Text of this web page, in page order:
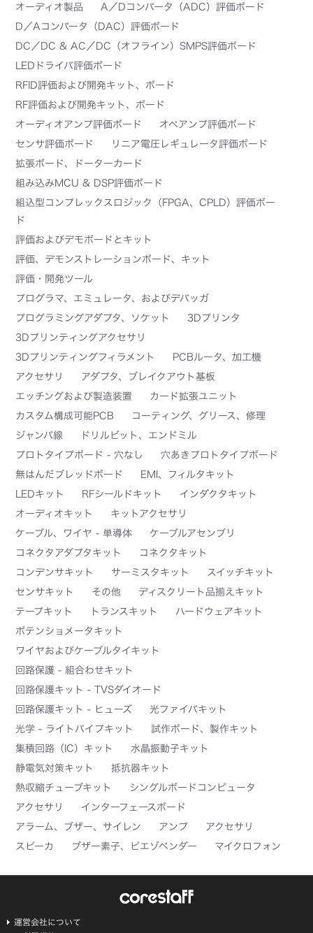
オーディオ製品
A／Dコンバータ（ADC）評価ボード
D／Aコンバータ（DAC）評価ボード
DC／DC & AC／DC（オフライン）SMPS評価ボード
LEDドライバ評価ボード
RFID評価および開発キット、ボード
RF評価および開発キット、ボード
オーディオアンプ評価ボード
オペアンプ評価ボード
センサ評価ボード
リニア電圧レギュレータ評価ボード
拡張ボード、ドーターカード
組み込みMCU & DSP評価ボード
組込型コンプレックスロジック（FPGA、CPLD）評価ボー
ド
評価およびデモボードとキット
評価、デモンストレーションボード、キット
評価・開発ツール
プログラマ、エミュレータ、およびデバッガ
プログラミングアダプタ、ソケット
3Dプリンタ
3Dプリンティングアクセサリ
3Dプリンティングフィラメント
PCBルータ、加工機
アクセサリ
アダプタ、ブレイクアウト基板
エッチングおよび製造装置
カード拡張ユニット
カスタム構成可能PCB
コーティング、グリース、修理
ジャンパ線
ドリルビット、エンドミル
プロトタイプボード - 穴なし
穴あきプロトタイプボード
無はんだブレッドボード
EMI、フィルタキット
LEDキット
RFシールドキット
インダクタキット
オーディオキット
キットアクセサリ
ケーブル、ワイヤ - 単導体
ケーブルアセンブリ
コネクタアダプタキット
コネクタキット
コンデンサキット
サーミスタキット
スイッチキット
センサキット
その他
ディスクリート品揃えキット
テープキット
トランスキット
ハードウェアキット
ポテンショメータキット
ワイヤおよびケーブルタイキット
回路保護 - 組合わせキット
回路保護キット - TVSダイオード
回路保護キット - ヒューズ
光ファイバキット
光学 - ライトパイプキット
試作ボード、製作キット
集積回路（IC）キット
水晶振動子キット
静電気対策キット
抵抗器キット
熱収縮チューブキット
シングルボードコンピュータ
アクセサリ
インターフェースボード
アラーム、ブザー、サイレン
アンプ
アクセサリ
スピーカ
ブザー素子、ピエゾベンダー マイクロフォン
運営会社について